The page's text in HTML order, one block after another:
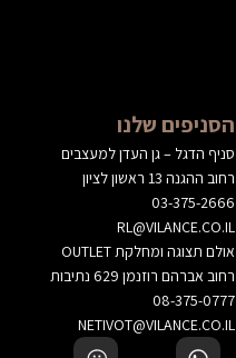
הסניפים שלנו
סניף הדגל – גן העדן למעצבים
רחוב ההגנה 13 ראשון לציון
03-375-2666
RL@VILANCE.CO.IL
אולם תצוגה ומחלקת OUTLET
רחוב אברהם רוזנמן 629 נתיבות
08-375-0777
NETIVOT@VILANCE.CO.IL